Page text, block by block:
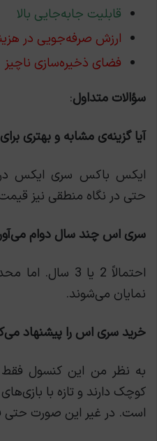
قابلیت جابه‌جایی بالا
ارزش صرفه‌جویی در
فضای ذخیره‌سازی ناچیز
سؤالات متداول:
آیا گزینه‌ی مشابه و بهتری
ایکس باکس سری ایکس در
حتی در نگاه منطقی نیز
سری اس چند سال دوام
احتمالاً 2 یا 3
نمایان می‌شوند.
خرید سری اس را پیشنهاد
به نظر من این کنسول فقط
کوچک دارند و تازه با
است. در غیر این صورت حتی